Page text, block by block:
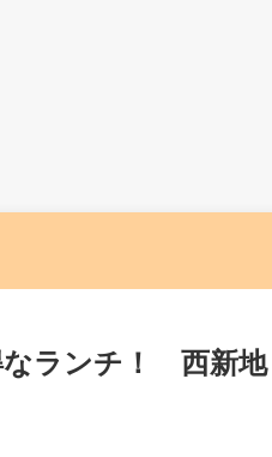
なランチ！ 西新